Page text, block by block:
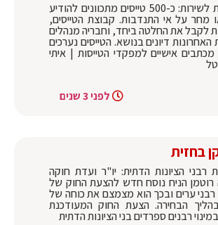
סרבנות לשירות: כ-500 טייסים מתכוונים להודיע
מחר על אי התנדבות. קבוצת הטייסים,
לקבל את החלטה ביחד, וחבריה מנהלים
דיונים בנושא. הטייסים נערכים
אישיים למפקדי הטייסות | איתי
לפני 3 שנים
בחזית
רבני הציונות הדתית: יו"ר ועדת חוקה
הניח נוסח חדש להצעת החוק של
רבני ערים ובכך הוא מצמצם את כוחה של
הבחירה. הצעת החוק המעודכנת
רבנים ספרדים בני הציונות הדתית